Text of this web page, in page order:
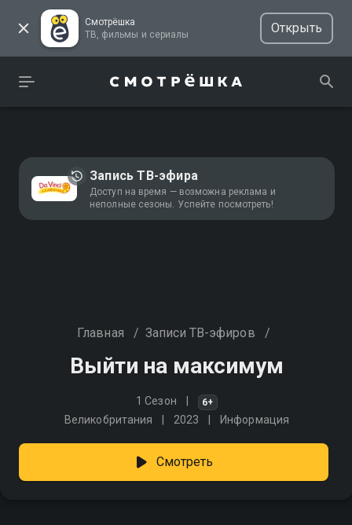
Смотрёшка
ТВ, фильмы и сериалы
Открыть
Запись ТВ-эфира
Доступ на время — возможна реклама и
неполные сезоны. Успейте посмотреть!
Главная / Записи ТВ-эфиров /
Выйти на максимум
1 Сезон 6+
Великобритания 2023 Информация
Смотреть